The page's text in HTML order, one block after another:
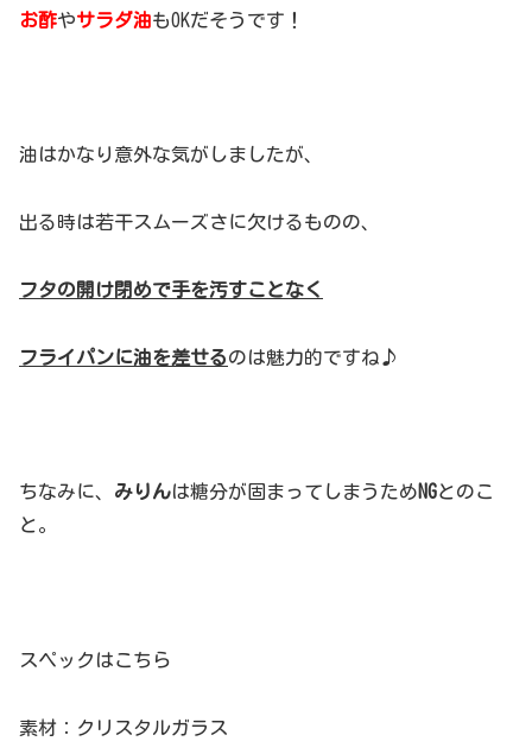
お酢やサラダ油もOKだそうです！
油はかなり意外な気がしましたが、
出る時は若干スムーズさに欠けるものの、
フタの開け閉めで手を汚すことなく
フライパンに油を差せるのは魅力的ですね♪
ちなみに、 みりんは糖分が固まってしまうためNGとのこ
と。
スペックはこちら
素材：クリスタルガラス